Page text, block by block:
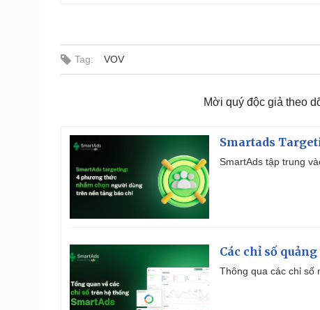
Tag: VOV
Mời quý độc giả theo
Smartads
SmartAds tập trung
Các chỉ số
Thông qua các chỉ số